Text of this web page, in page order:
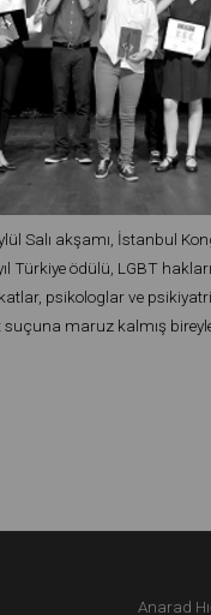
Salı akşamı, İstanbul
Türkiye ödülü, LGBT
psikologlar ve
suçuna maruz kalmış
Anarad